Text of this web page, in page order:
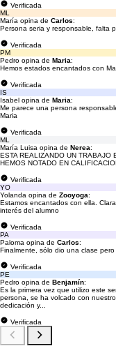
Verificada
ML
María opina de Carlos:
Persona seria y responsable, falta
Verificada
PM
Pedro opina de Maria:
Hemos estados encantados con
Verificada
IS
Isabel opina de Maria:
Me parece una persona
Maria
Verificada
ML
María Luisa opina de Nerea:
ESTA REALIZANDO UN TRABAJO
HEMOS NOTADO EN
Verificada
YO
Yolanda opina de Zooyoga:
Estamos encantados con ella.
interés del alumno
Verificada
PA
Paloma opina de Carlos:
Finalmente, sólo dio una clase
Verificada
PE
Pedro opina de Benjamín:
Es la primera vez que utilizo este
persona, se ha volcado con
dedicación y...
Verificada